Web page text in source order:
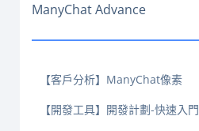
ManyChat Advance
【客戶分析】ManyChat像素
【開發工具】開發計劃-快速入門